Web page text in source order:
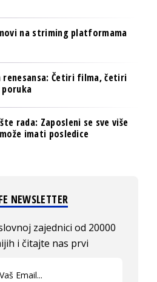
na striming platformama
renesansa: Četiri filma, četiri
rada: Zaposleni se sve više
imati posledice
NEWSLETTER
zajednici od 20000
i čitajte nas prvi